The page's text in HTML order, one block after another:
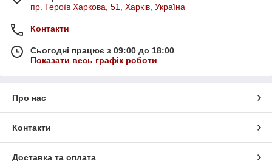
пр. Героїв Харкова, 51, Харків, Україна
Контакти
Сьогодні працює з 09:00 до 18:00
Показати весь графік роботи
Про нас
Контакти
Доставка та оплата